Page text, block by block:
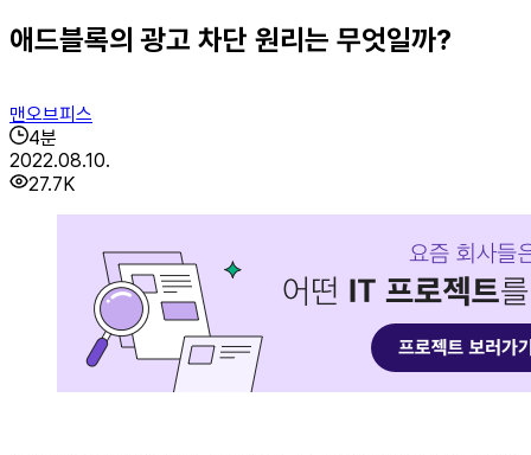
애드블록의 광고 차단 원리는 무엇일까?
맨오브피스
4분
2022.08.10.
27.7K